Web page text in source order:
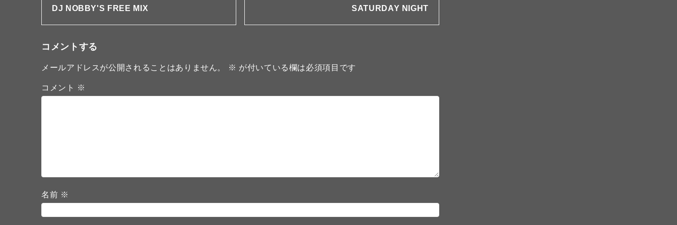
DJ NOBBY'S FREE MIX SATURDAY NIGHT
コメントする
メールアドレスが公開されることはありません。 ※ が付いている欄は必須項目です
コメント ※
名前 ※